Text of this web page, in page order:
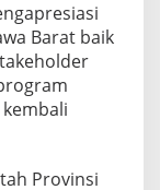
Barat baik
Provinsi